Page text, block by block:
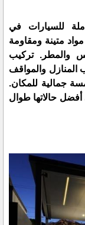
للسيارات في
متينة ومقاومة
والمطر. تركيب
المنازل والمواقف
جمالية للمكان.
حالاتها طوال